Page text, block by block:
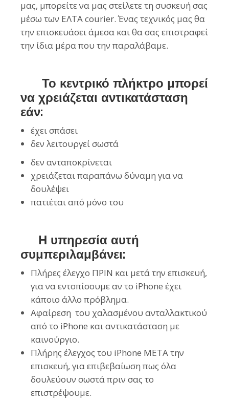
μας, μπορείτε να μας στείλετε τη συσκευή σας
μέσω των ΕΛΤΑ courier. Ένας τεχνικός μας θα
την επισκευάσει άμεσα και θα σας επιστραφεί
την ίδια μέρα που την παραλάβαμε.
Το κεντρικό πλήκτρο μπορεί
να χρειάζεται αντικατάσταση
εάν:
έχει σπάσει
δεν λειτουργεί σωστά
δεν ανταποκρίνεται
χρειάζεται παραπάνω δύναμη για να
δουλέψει
πατιέται από μόνο του
Η υπηρεσία αυτή
συμπεριλαμβάνει:
Πλήρες έλεγχο ΠΡΙΝ και μετά την επισκευή,
για να εντοπίσουμε αν το iPhone έχει
κάποιο άλλο πρόβλημα.
Αφαίρεση του χαλασμένου ανταλλακτικού
από το iPhone και αντικατάσταση με
καινούργιο.
Πλήρης έλεγχος του iPhone ΜΕΤΑ την
επισκευή, για επιβεβαίωση πως όλα
δουλεύουν σωστά πριν σας το
επιστρέψουμε.